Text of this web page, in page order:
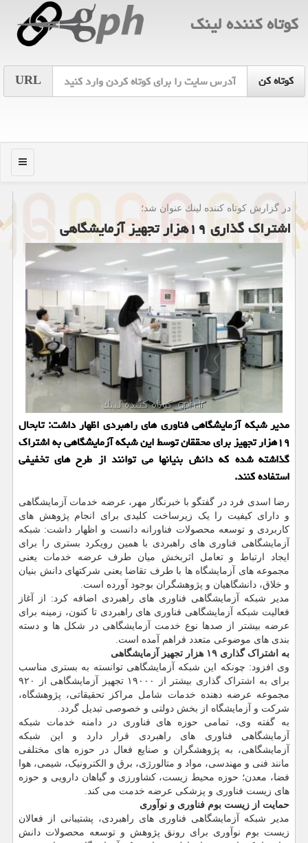
كوتاه كننده لینك
URL
منو
در گزارش كوتاه كننده لینك عنوان شد؛
اشتراك گذاری ۱۹هزار تجهیز آزمایشگاهی
مدیر شبکه آزمایشگاهی فناوری های راهبردی اظهار داشت: تابحال
۱۹هزار تجهیز برای محققان توسط این شبکه آزمایشگاهی به اشتراک
گذاشته شده که دانش بنیانها می توانند از طرح های تخفیفی
استفاده کنند.
رضا اسدی فرد در گفتگو با خبرنگار مهر، عرضه خدمات آزمایشگاهی
و دارای کیفیت را یک زیرساخت کلیدی برای انجام پژوهش های
کاربردی و توسعه محصولات فناورانه دانست و اظهار داشت: شبکه
آزمایشگاهی فناوری های راهبردی با همین رویکرد بستری را برای
ایجاد ارتباط و تعامل اثربخش میان طرف عرضه خدمات یعنی
مجموعه های آزمایشگاه ها با طرف تقاضا یعنی شرکتهای دانش بنیان
و خلاق، دانشگاهیان و پژوهشگران بوجود آورده است.
مدیر شبکه آزمایشگاهی فناوری های راهبردی اضافه کرد: از آغاز
فعالیت شبکه آزمایشگاهی فناوری های راهبردی تا کنون، زمینه برای
عرضه بیشتر از صدها نوع خدمت آزمایشگاهی در شکل ها و دسته
بندی های موضوعی متعدد فراهم آمده است.
به اشتراک گذاری ۱۹ هزار تجهیز آزمایشگاهی
وی افزود: چونکه این شبکه آزمایشگاهی توانسته به بستری مناسب
برای به اشتراک گذاری بیشتر از ۱۹۰۰۰ تجهیز آزمایشگاهی از ۹۲۰
مجموعه عرضه دهنده خدمات شامل مراکز تحقیقاتی، پژوهشگاه،
شرکت و آزمایشگاه از بخش دولتی و خصوصی تبدیل گردد.
به گفته وی، تمامی حوزه های فناوری در دامنه خدمات شبکه
آزمایشگاهی فناوری های راهبردی قرار دارد و این شبکه
آزمایشگاهی، به پژوهشگران و صنایع فعال در حوزه های مختلفی
مانند فنی و مهندسی، مواد و متالورژی، برق و الکترونیک، شیمی، هوا
فضا، معدن؛ حوزه محیط زیست، کشاورزی و گیاهان دارویی و حوزه
های زیست فناوری و پزشکی عرضه خدمت می کند.
حمایت از زیست بوم فناوری و نوآوری
مدیر شبکه آزمایشگاهی فناوری های راهبردی، پشتیبانی از فعالان
زیست بوم نوآوری برای رونق پژوهش و توسعه محصولات دانش